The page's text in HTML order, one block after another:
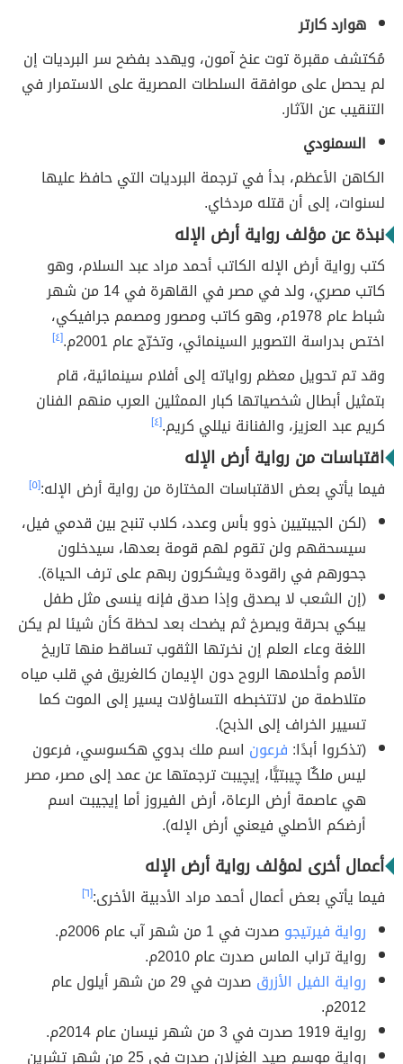
هوارد كارتر
مُكتشف مقبرة توت عنخ آمون، ويهدد بفضح سر البرديات إن
لم يحصل على موافقة السلطات المصرية على الاستمرار في
التنقيب عن الآثار.
السمنودي
الكاهن الأعظم، بدأ في ترجمة البرديات التي حافظ عليها
لسنوات، إلى أن قتله مردخاي.
نبذة عن مؤلف رواية أرض الإله
كتب رواية أرض الإله الكاتب أحمد مراد عبد السلام، وهو
كاتب مصري، ولد في مصر في القاهرة في 14 من شهر
شباط عام 1978م، وهو كاتب ومصور ومصمم جرافيكي،
اختص بدراسة التصوير السينمائي، وتخرّج عام 2001م.
[٤]
وقد تم تحويل معظم رواياته إلى أفلام سينمائية، قام
بتمثيل أبطال شخصياتها كبار الممثلين العرب منهم الفنان
كريم عبد العزيز، والفنانة نيللي كريم.[٤]
اقتباسات من رواية أرض الإله
فيما يأتي بعض الاقتباسات المختارة من رواية أرض الإله:[٥]
(لكن الجيبتيين ذوو بأس وعدد، كلاب تنبح بين قدمي فيل،
سيسحقهم ولن تقوم لهم قومة بعدها، سيدخلون
جحورهم في راقودة ويشكرون ربهم على ترف الحياة).
(إن الشعب لا يصدق وإذا صدق فإنه ينسى مثل طفل
يبكي بحرقة ويصرخ ثم يضحك بعد لحظة كأن شيئا لم يكن
اللغة وعاء العلم إن نخرتها الثقوب تساقط منها تاريخ
الأمم وأحلامها الروح دون الإيمان كالغريق في قلب مياه
متلاطمة من لاتتخبطه التساؤلات يسير إلى الموت كما
تسيير الخراف إلى الذبح).
(تذكروا أبدًا: فرعون اسم ملك بدوي هكسوسي، فرعون
ليس ملكٌا چيبتيًّا، إيچيبت ترجمتها عن عمد إلى مصر، مصر
هي عاصمة أرض الرعاة، أرض الفيروز أما إيجيبت اسم
أرضكم الأصلي فيعني أرض الإله).
أعمال أخرى لمؤلف رواية أرض الإله
فيما يأتي بعض أعمال أحمد مراد الأدبية الأخرى:[٦]
رواية فيرتيجو صدرت في 1 من شهر آب عام 2006م.
رواية تراب الماس صدرت عام 2010م.
رواية الفيل الأزرق
صدرت في 29 من شهر أيلول عام
2012م.
رواية 1919 صدرت في 3 من شهر نيسان عام 2014م.
رواية موسم صيد الغزلان صدرت في 25 من شهر تشرين